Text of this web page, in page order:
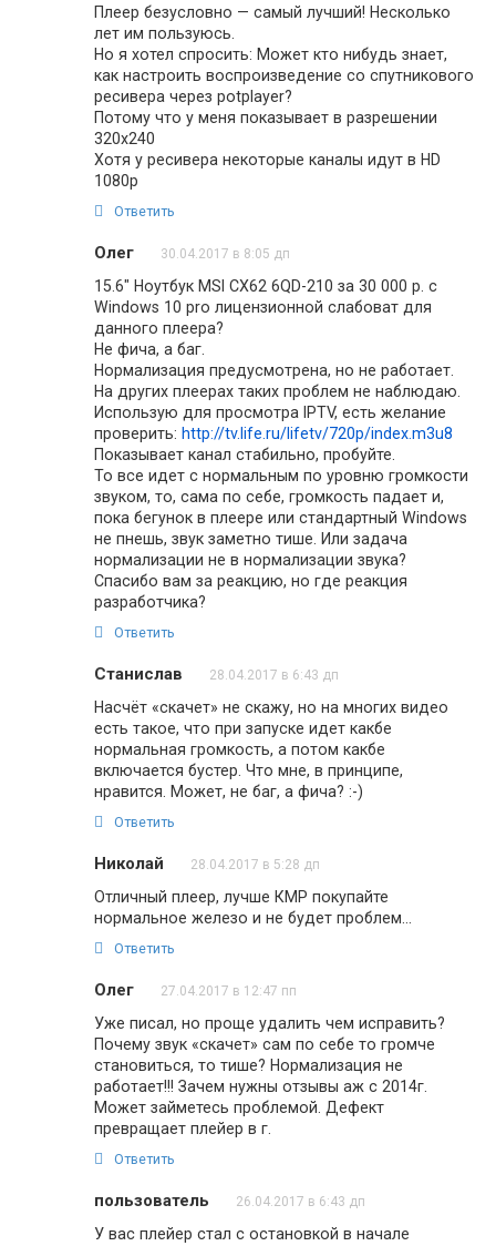
Плеер безусловно — самый лучший! Несколько
лет им пользуюсь.
Но я хотел спросить: Может кто нибудь знает,
как настроить воспроизведение со спутникового
ресивера через potplayer?
Потому что у меня показывает в разрешении
320х240
Хотя у ресивера некоторые каналы идут в HD
1080p
Ответить
Олег 30.04.2017 в 8:05 дп
15.6″ Ноутбук MSI CX62 6QD-210 за 30 000 р. с
Windows 10 pro лицензионной слабоват для
данного плеера?
Не фича, а баг.
Нормализация предусмотрена, но не работает.
На других плеерах таких проблем не наблюдаю.
Использую для просмотра IPTV, есть желание
проверить: http://tv.life.ru/lifetv/720p/index.m3u8
Показывает канал стабильно, пробуйте.
То все идет с нормальным по уровню громкости
звуком, то, сама по себе, громкость падает и,
пока бегунок в плеере или стандартный Windows
не пнешь, звук заметно тише. Или задача
нормализации не в нормализации звука?
Спасибо вам за реакцию, но где реакция
разработчика?
Ответить
Станислав 28.04.2017 в 6:43 дп
Насчёт «скачет» не скажу, но на многих видео
есть такое, что при запуске идет какбе
нормальная громкость, а потом какбе
включается бустер. Что мне, в принципе,
нравится. Может, не баг, а фича? :-)
Ответить
Николай 28.04.2017 в 5:28 дп
Отличный плеер, лучше КМР покупайте
нормальное железо и не будет проблем…
Ответить
Олег 27.04.2017 в 12:47 пп
Уже писал, но проще удалить чем исправить?
Почему звук «скачет» сам по себе то громче
становиться, то тише? Нормализация не
работает!!! Зачем нужны отзывы аж с 2014г.
Может займетесь проблемой. Дефект
превращает плейер в г.
Ответить
пользователь 26.04.2017 в 6:43 дп
У вас плейер стал с остановкой в начале